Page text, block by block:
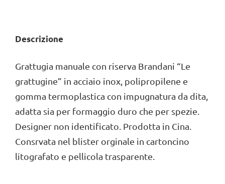
Descrizione
Grattugia manuale con riserva Brandani “Le
grattugine” in acciaio inox, polipropilene e
gomma termoplastica con impugnatura da dita,
adatta sia per formaggio duro che per spezie.
Designer non identificato. Prodotta in Cina.
Consrvata nel blister orginale in cartoncino
litografato e pellicola trasparente.